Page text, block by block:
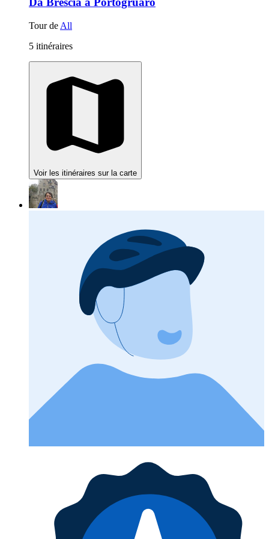
Tour de All
5 itinéraires
Voir les itinéraires sur la carte